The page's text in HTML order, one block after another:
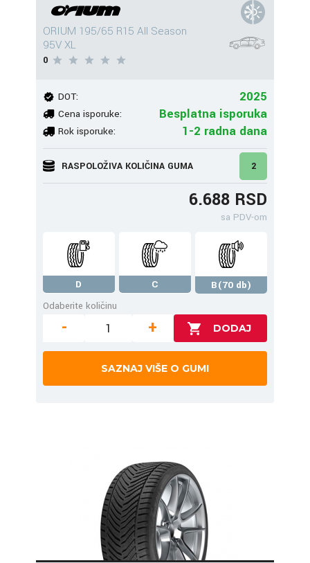
ORIUM 195/65 R15 All Season
95V XL
0
DOT: 2025
Cena isporuke: Besplatna isporuka
Rok isporuke: 1-2 radna dana
RASPOLOŽIVA KOLIČINA GUMA 2
6.688 RSD
sa PDV-om
D C
B(70 db)
Odaberite količinu
- +
SAZNAJ VIŠE O GUMI